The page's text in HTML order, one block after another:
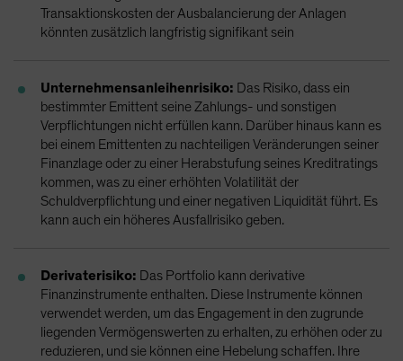
Transaktionskosten der Ausbalancierung der Anlagen
könnten zusätzlich langfristig signifikant sein
Unternehmensanleihenrisiko: Das Risiko, dass ein
bestimmter Emittent seine Zahlungs- und sonstigen
Verpflichtungen nicht erfüllen kann. Darüber hinaus kann es
bei einem Emittenten zu nachteiligen Veränderungen seiner
Finanzlage oder zu einer Herabstufung seines Kreditratings
kommen, was zu einer erhöhten Volatilität der
Schuldverpflichtung und einer negativen Liquidität führt. Es
kann auch ein höheres Ausfallrisiko geben.
Derivaterisiko: Das Portfolio kann derivative
Finanzinstrumente enthalten. Diese Instrumente können
verwendet werden, um das Engagement in den zugrunde
liegenden Vermögenswerten zu erhalten, zu erhöhen oder zu
reduzieren, und sie können eine Hebelung schaffen. Ihre